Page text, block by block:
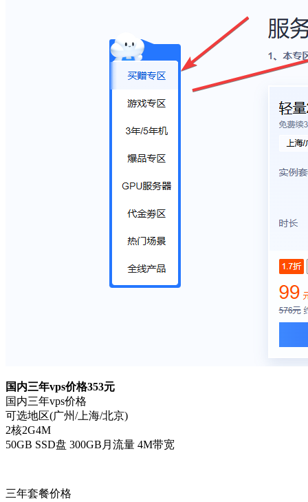
国内三年vps价格353元
国内三年vps价格
可选地区(广州/上海/北京)
2核2G4M
50GB SSD盘 300GB月流量 4M带宽
三年套餐价格